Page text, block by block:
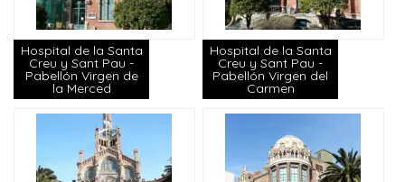
Hospital de la Santa
Creu y Sant Pau -
Pabellón Virgen de
la Merced
Hospital de la Santa
Creu y Sant Pau -
Pabellón Virgen del
Carmen